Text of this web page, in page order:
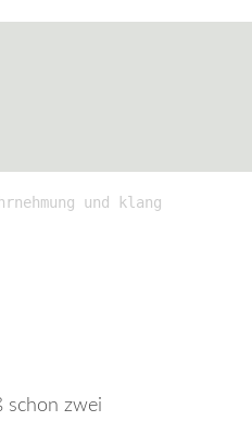
und klang
schon zwei